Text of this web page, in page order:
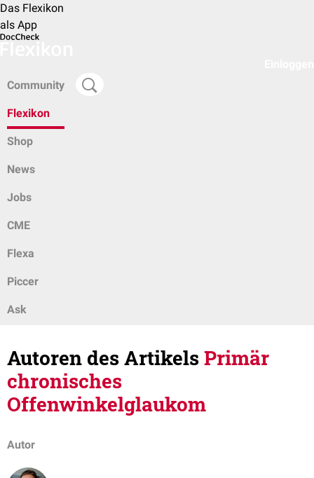
Das Flexikon
als App
Community
Flexikon
Shop
News
Jobs
CME
Flexa
Piccer
Ask
Autoren des ArtikelsPrimär
chronisches
Offenwinkelglaukom
Autor